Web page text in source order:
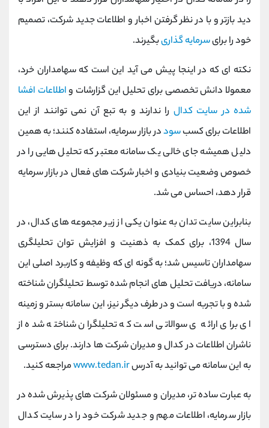
دید بازتر و با در نظر گرفتن اخبار و اطلاعات جدید شرکت، تصمیم
خود را برایسرمایه گذاریبگیرند.
نکته ای که در اینجا پیش می آید این است که سهامداران خرد،
معمولا دانش تخصصی برای تحلیل این گزارشات واطلاعات افشا
شده در سایت کدال را ندارند و به تبع آن نمی توانند از این
اطلاعات برای کسبسوددر بازار سرمایه، استفاده کنند؛ به همین
دلیل همیشه جای خالی یک سامانه معتبر که تحلیل هایی را در
خصوص وضعیت بنیادی و اخبار شرکت های فعال در بازار سرمایه
قرار دهد، احساس می شد.
بنابراین سایت تدان به عنوان یکی از زیر مجموعه های کدال، در
سال 1394، برای کمک به ذهنیت و افزایش توان تحلیلگری
سهامداران تاسیس شد؛ به گونه ای که وظیفه و کاربرد اصلی این
سامانه، دریافت تحلیل های انجام شده توسط تحلیلگران شناخته
شده و با تجربه است و در طرف دیگر نیز، این سامانه بستر و زمینه
ای برای ارائه ی سوالاتی است که تحلیلگران شناخته شده از
ناشران اطلاعات در کدال و مدیران شرکت ها دارند. برای دسترسی
به این سامانه می توانید به آدرسwww.tedan.irمراجعه کنید.
به عبارت ساده تر، مدیران و مسئولان شرکت های پذیرش شده در
بازار سرمایه، اطلاعات مهم و جدید شرکت خود را در سایت کدال